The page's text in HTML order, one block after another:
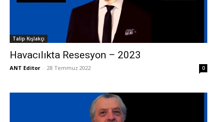
Talip Kışlakçı
Havacılıkta Resesyon – 2023
ANT Editor - 28 Temmuz 2022 0